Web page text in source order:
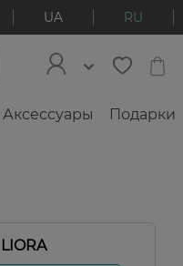
UA RU
Аксессуары Подарки
LIORA